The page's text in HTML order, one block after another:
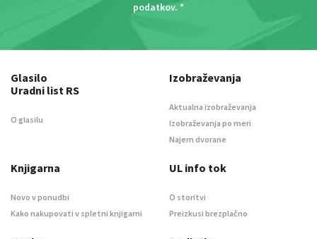
podatkov. *
Glasilo
Uradni list RS
O glasilu
Izobraževanja
Aktualna izobraževanja
Izobraževanja po meri
Najem dvorane
Knjigarna
Novo v ponudbi
Kako nakupovati v spletni knjigarni
UL info tok
O storitvi
Preizkusi brezplačno